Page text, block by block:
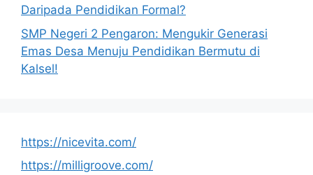
Daripada Pendidikan Formal?
SMP Negeri 2 Pengaron: Mengukir Generasi
Emas Desa Menuju Pendidikan Bermutu di
Kalsel!
https://nicevita.com/
https://milligroove.com/